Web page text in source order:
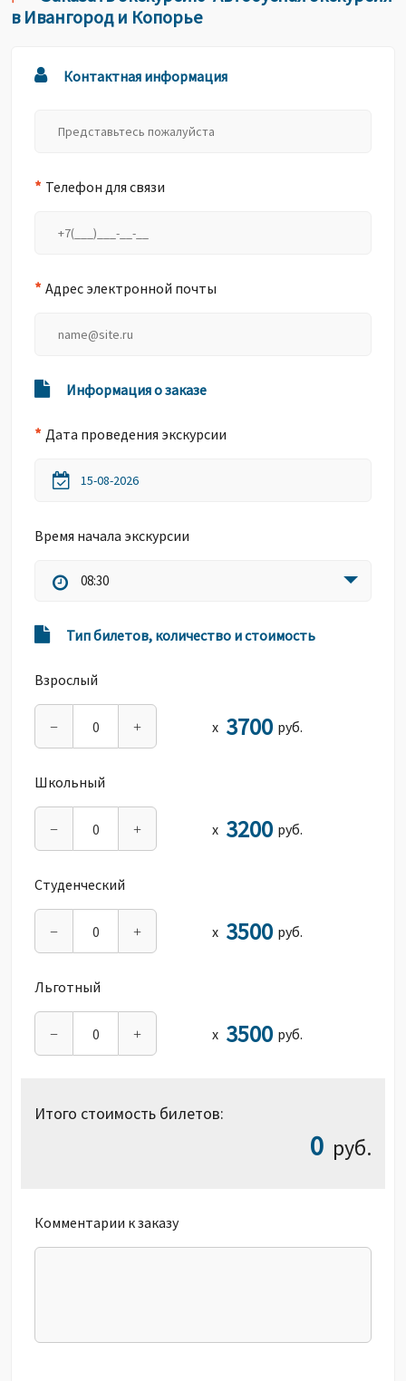
в Ивангород и Копорье
Контактная информация
* Телефон для связи
* Адрес электронной почты
Информация о заказе
* Дата проведения экскурсии
Время начала экскурсии
08:30
Тип билетов, количество и стоимость
Взрослый
− + х 3700 руб.
Школьный
− + х 3200 руб.
Студенческий
− + х 3500 руб.
Льготный
− + х 3500 руб.
Итого стоимость билетов:
0 руб.
Комментарии к заказу